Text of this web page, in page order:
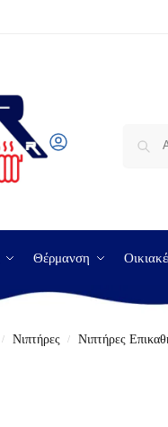
Θέρμανση
/ Νιπτήρες / Νιπτήρες